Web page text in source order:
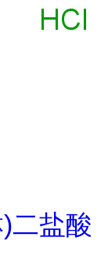
二盐酸